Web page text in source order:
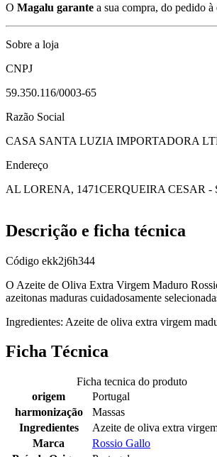
O Magalu garante a sua compra, do pedido à
Sobre a loja
CNPJ
59.350.116/0003-65
Razão Social
CASA SANTA LUZIA IMPORTADORA
Endereço
AL LORENA, 1471CERQUEIRA CESAR -
Descrição e ficha técnica
Código ekk2j6h344
O Azeite de Oliva Extra Virgem Maduro
azeitonas maduras cuidadosamente
Ingredientes: Azeite de oliva extra virgem
Ficha Técnica
Ficha tecnica do produto
origem
Portugal
harmonização
Massas
Ingredientes
Azeite de oliva extra
Marca
Rossio Gallo